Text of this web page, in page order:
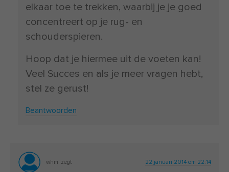
elkaar toe te trekken, waarbij je je goed
concentreert op je rug- en
schouderspieren.
Hoop dat je hiermee uit de voeten kan!
Veel Succes en als je meer vragen hebt,
stel ze gerust!
Beantwoorden
whm zegt 22 januari 2014 om 22:14